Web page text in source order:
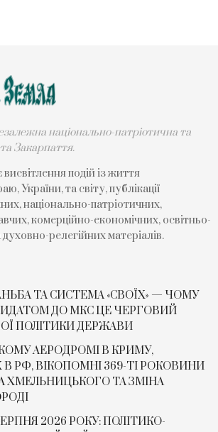
національно-патріотична та
Закарпаття.
подій із життя
України, та світу, публікації
національно-патріотичних,
комерційно-економічних, освітньо-
релегійних матеріалів.
ТА СИСТЕМА «СВОЇХ» — ЧОМУ
ДО МКС ЦЕ ЧЕРГОВИЙ
ПОЛІТИКИ ДЕРЖАВИ
АЕРОДРОМІ В КРИМУ,
РФ, ВІКОПОМНІ 369-ТІ РОКОВИНИ
ХМЕЛЬНИЦЬКОГО ТА ЗМІНА
2026 РОКУ: ПОЛІТИКО-